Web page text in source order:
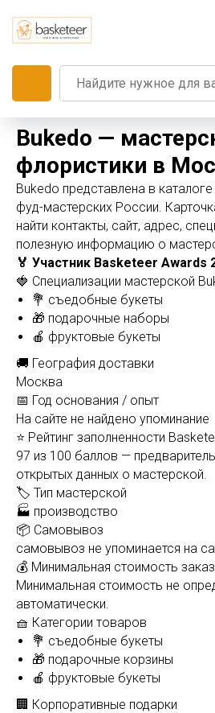
Bukedo —
флористики в
Bukedo представлена в
фуд-мастерских России.
найти контакты, сайт, адрес,
полезную информацию о
🏅 Участник Basketeer Awards
🍓 Специализации мастерской
💐 съедобные букеты
🎁 подарочные наборы
🍎 фруктовые букеты
🚚 География доставки
Москва
📅 Год основания / опыт
На сайте не найдено упоминание
⭐ Рейтинг заполненности
97 из 100 баллов —
открытых данных о мастерской.
🏷️ Тип мастерской
🏭 производство
📦 Самовывоз
самовывоз не упоминается на
💰 Минимальная стоимость
Минимальная стоимость не
автоматически.
🧺 Категории товаров
💐 съедобные букеты
🎁 подарочные корзины
🍎 фруктовые букеты
🏢 Корпоративные подарки